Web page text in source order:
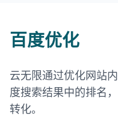
百度优化
云无限通过优化网站
度搜索结果中的排名
转化。